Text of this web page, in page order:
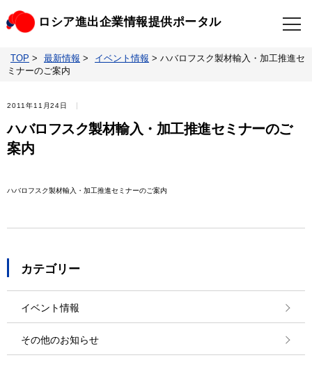
ロシア進出企業情報提供ポータル
TOP
ビジネスニュースクリップ
ロシア情報データベース
TOP > 最新情報 > イベント情報 > ハバロフスク製材輸入・加工推進セ
ミナーのご案内
2011年11月24日
ハバロフスク製材輸入・加工推進セミナーのご
案内
ハバロフスク製材輸入・加工推進セミナーのご案内
カテゴリー
イベント情報
その他のお知らせ